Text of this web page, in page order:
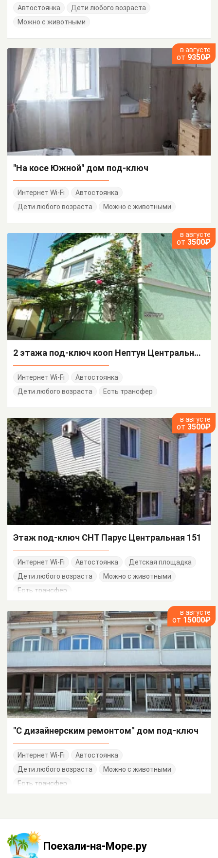
Автостоянка
Дети любого возраста
Можно с животными
в августе
от 9350₽
"На косе Южной" дом под-ключ
Интернет Wi-Fi
Автостоянка
Дети любого возраста
Можно с животными
в августе
от 3500₽
2 этажа под-ключ кооп Нептун Центральная 18-б
Интернет Wi-Fi
Автостоянка
Дети любого возраста
Есть трансфер
в августе
от 3500₽
Этаж под-ключ СНТ Парус Центральная 151
Интернет Wi-Fi Автостоянка
Детская площадка
Дети любого возраста
Можно с животными
Есть трансфер
в августе
от 15000₽
"С дизайнерским ремонтом" дом под-ключ
Интернет Wi-Fi
Автостоянка
Дети любого возраста
Можно с животными
Есть трансфер
Поехали-на-Море.ру